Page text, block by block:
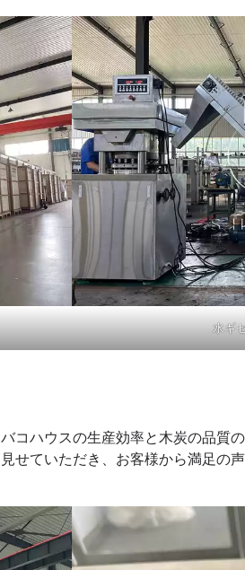
水ギ
コハウスの生産効率と木炭の品質
ていただき、お客様から満足の声